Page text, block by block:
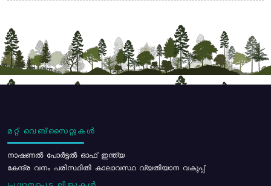
മറ്റ് വെബ്സൈറ്റുകൾ
നാഷണൽ പോർട്ടൽ ഓഫ് ഇന്ത്യ
കേന്ദ്ര വനം പരിസ്ഥിതി കാലാവസ്ഥ വ്യതിയാന വകുപ്പ്